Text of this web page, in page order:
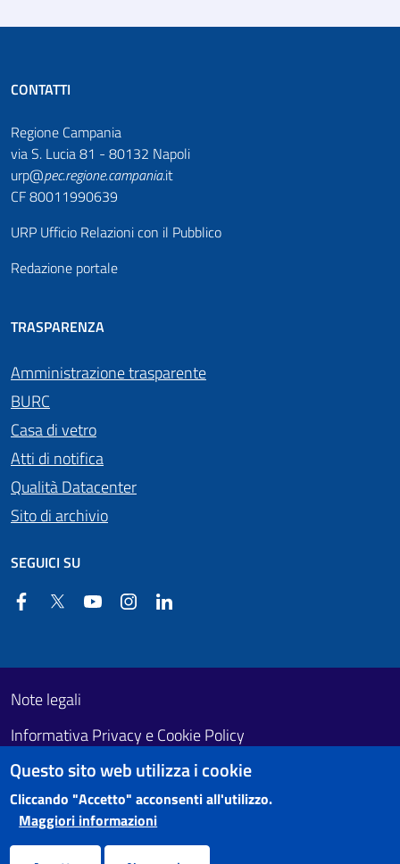
CONTATTI
Regione Campania
via S. Lucia 81 - 80132 Napoli
urp@pec.regione.campania.it
CF 80011990639
URP Ufficio Relazioni con il Pubblico
Redazione portale
TRASPARENZA
Amministrazione trasparente
BURC
Casa di vetro
Atti di notifica
Qualità Datacenter
Sito di archivio
SEGUICI SU
FacebookTwitter YouTube Instagram
Footer First
Useful links section
Note legali
Informativa Privacy e Cookie Policy
Obiettivi di accessibilità
Questo sito web utilizza i cookie
Cliccando "Accetto" acconsenti all'utilizzo.
Maggiori informazioni